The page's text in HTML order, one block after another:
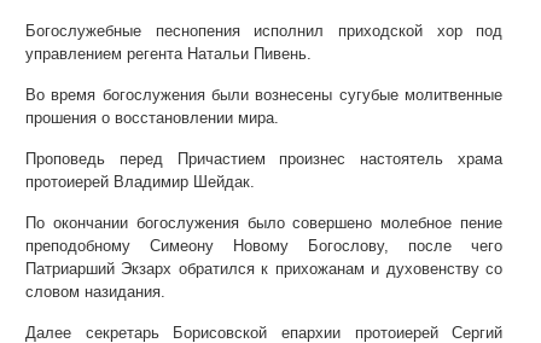
Богослужебные песнопения исполнил приходской хор под
управлением регента Натальи Пивень.
Во время богослужения были вознесены сугубые молитвенные
прошения о восстановлении мира.
Проповедь перед Причастием произнес настоятель храма
протоиерей Владимир Шейдак.
По окончании богослужения было совершено молебное пение
преподобному Симеону Новому Богослову, после чего
Патриарший Экзарх обратился к прихожанам и духовенству со
словом назидания.
Далее секретарь Борисовской епархии протоиерей Сергий